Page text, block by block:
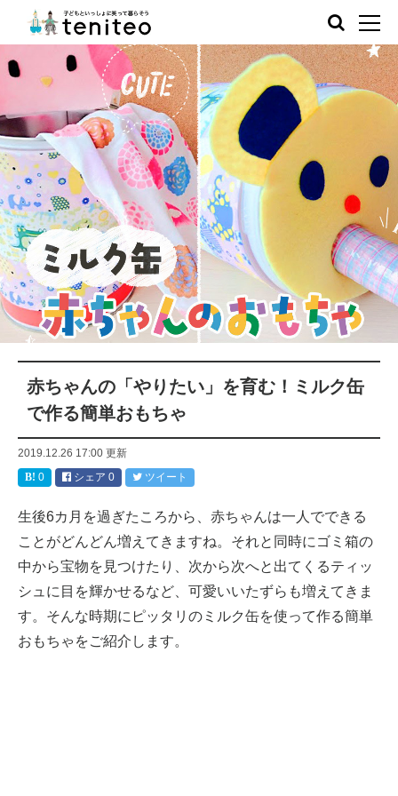
赤ちゃんの「やりたい」を育む！ミルク缶
で作る簡単おもちゃ
2019.12.26 17:00 更新
0
シェア 0 ツイート
生後6カ月を過ぎたころから、赤ちゃんは一人でできる
ことがどんどん増えてきますね。それと同時にゴミ箱の
中から宝物を見つけたり、次から次へと出てくるティッ
シュに目を輝かせるなど、可愛いいたずらも増えてきま
す。そんな時期にピッタリのミルク缶を使って作る簡単
おもちゃをご紹介します。